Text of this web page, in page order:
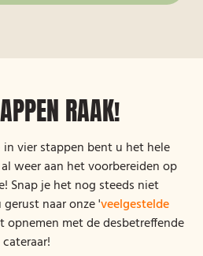
RAAK!
vier stappen bent u het hele
weer aan het voorbereiden op
Snap je het nog steeds niet
naar onze 'veelgestelde
met de desbetreffende
cateraar!